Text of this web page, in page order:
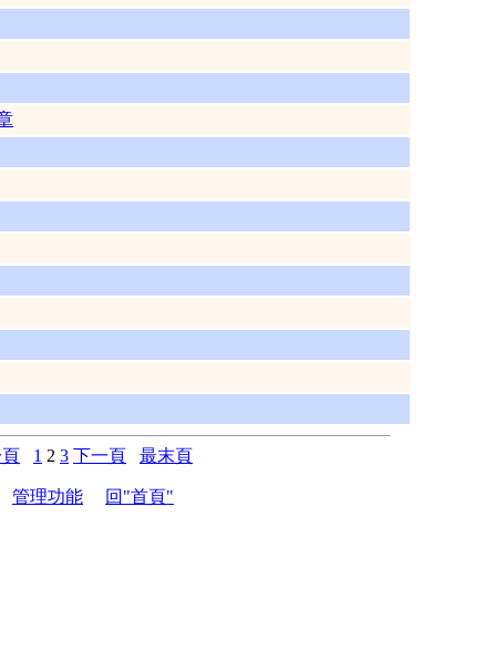
頁 1 2 3 下一頁 最末頁
管理功能 回"首頁"